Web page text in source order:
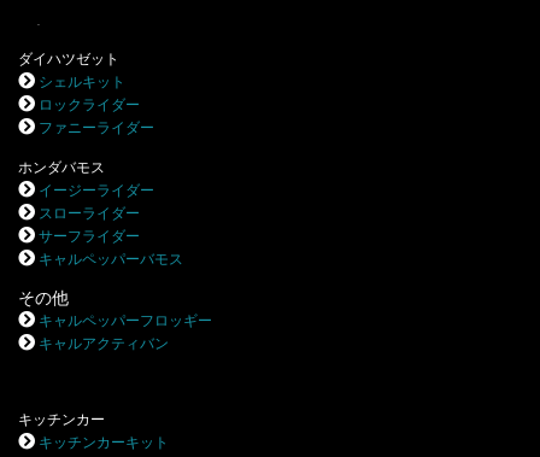
ダイハツゼット
シェルキット
ロックライダー
ファニーライダー
ホンダバモス
イージーライダー
スローライダー
サーフライダー
キャルペッパーバモス
その他
キャルペッパーフロッギー
キャルアクティバン
キッチンカー
キッチンカーキット